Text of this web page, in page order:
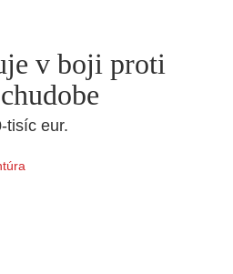
v boji proti
tisíc eur.